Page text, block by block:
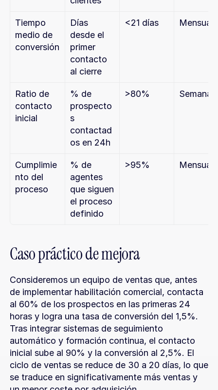
Tiempo
medio de
conversión
Días
desde el
primer
contacto
al cierre
<21 días Mensual
Ratio de
contacto
inicial
% de
prospecto
s
contactad
os en 24h
>80% Semanal
Cumplimie
nto del
proceso
% de
agentes
que siguen
el proceso
definido
>95% Mensual
Caso práctico de mejora
Consideremos un equipo de ventas que, antes
de implementar habilitación comercial, contacta
al 60% de los prospectos en las primeras 24
horas y logra una tasa de conversión del 1,5%.
Tras integrar sistemas de seguimiento
automático y formación continua, el contacto
inicial sube al 90% y la conversión al 2,5%. El
ciclo de ventas se reduce de 30 a 20 días, lo que
se traduce en significativamente más ventas y